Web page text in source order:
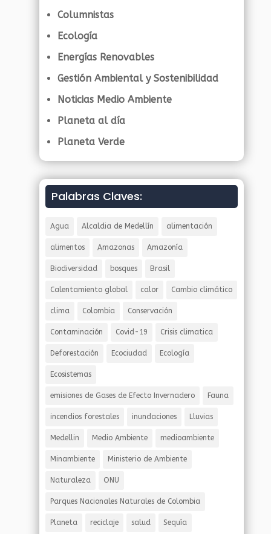
Columnistas
Ecología
Energías Renovables
Gestión Ambiental y Sostenibilidad
Noticias Medio Ambiente
Planeta al día
Planeta Verde
Palabras Claves:
Agua Alcaldia de Medellín alimentación
alimentos Amazonas Amazonía
Biodiversidad bosques Brasil
Calentamiento global calor Cambio climático
clima Colombia Conservación
Contaminación Covid-19 Crisis climatica
Deforestación Ecociudad Ecología
Ecosistemas
emisiones de Gases de Efecto Invernadero Fauna
incendios forestales inundaciones Lluvias
Medellin Medio Ambiente medioambiente
Minambiente Ministerio de Ambiente
Naturaleza ONU
Parques Nacionales Naturales de Colombia
Planeta reciclaje salud Sequía